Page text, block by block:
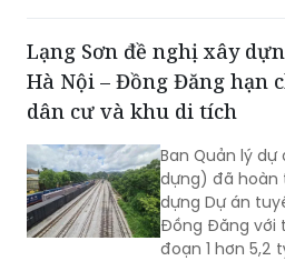
quan trọng của
57/2026/NQ-
đầu tư có
sử dụng và
vấn đề thực
Lạng Sơn đề nghị xây
Hà Nội – Đồng Đăng hạn
dân cư và khu di tích
Ban Quản lý
dựng) đã hoàn
dựng Dự án
Đồng Đăng với
đoạn 1 hơn 5,2